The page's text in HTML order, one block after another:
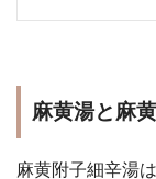
麻黄湯と麻
麻黄附子細辛湯